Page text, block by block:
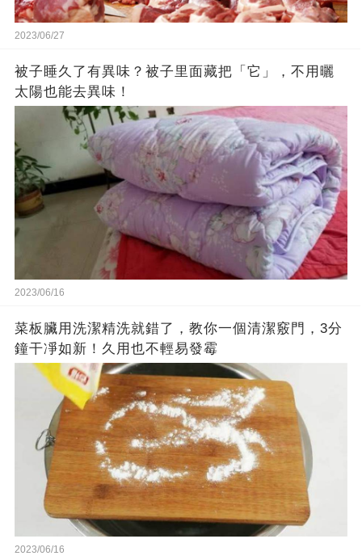
2023/06/27
被子睡久了有異味？被子里面藏把「它」，不用曬
太陽也能去異味！
2023/06/16
菜板臟用洗潔精洗就錯了，教你一個清潔竅門，3分
鐘干凈如新！久用也不輕易發霉
2023/06/16